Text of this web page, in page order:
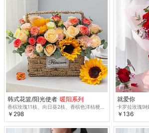
韩式花篮/阳光使者 暖阳系列
￥298
就爱你
￥136